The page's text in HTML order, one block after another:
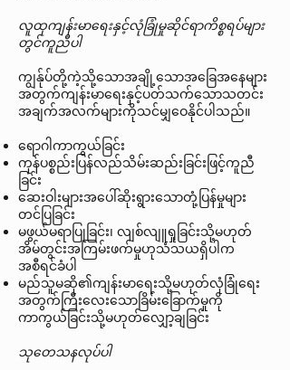
လူထုကျန်းမာရေးနှင့်လုံခြုံမှုဆိုင်ရာကိစ္စရပ်များ
တွင်ကူညီပါ
ကျွန်ုပ်တို့ကဲ့သို့သောအချို့သောအခြေအနေများ
အတွက်ကျန်းမာရေးနှင့်ပတ်သက်သောသတင်း
အချက်အလက်များကိုသင်မျှဝေနိုင်ပါသည်။
ရောဂါကာကွယ်ခြင်း
ကုန်ပစ္စည်းပြန်လည်သိမ်းဆည်းခြင်းဖြင့်ကူညီ
ခြင်း
ဆေးဝါးများအပေါ်ဆိုးရွားသောတုံ့ပြန်မှုများ
တင်ပြခြင်း
မဖွယ်မရာပြုခြင်း၊ လျစ်လျူရှုခြင်းသို့မဟုတ်
အိမ်တွင်းအကြမ်းဖက်မှုဟုသံသယရှိပါက
အစီရင်ခံပါ
မည်သူမဆို၏ကျန်းမာရေးသို့မဟုတ်လုံခြုံရေး
အတွက်ကြီးလေးသောခြိမ်းခြောက်မှုကို
ကာကွယ်ခြင်းသို့မဟုတ်လျှော့ချခြင်း
သုတေသနလုပ်ပါ